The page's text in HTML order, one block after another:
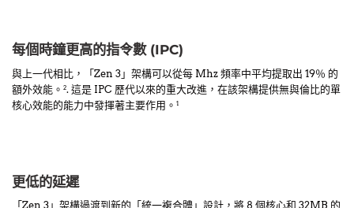
每個時鐘更高的指令數 (IPC)
與上一代相比，「Zen 3」架構可以從每 Mhz 頻率中平均提取出 19％ 的
額外效能。 2. 這是 IPC 歷代以來的重大改進，在該架構提供無與倫比的單
核心效能的能力中發揮著主要作用。 1
更低的延遲
「Zen 3」架構過渡到新的「統一複合體」設計，將 8 個核心和 32MB 的